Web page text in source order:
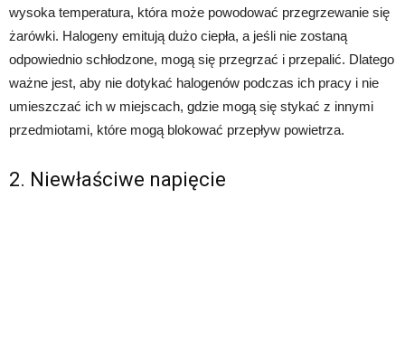
wysoka temperatura, która może powodować przegrzewanie się
żarówki. Halogeny emitują dużo ciepła, a jeśli nie zostaną
odpowiednio schłodzone, mogą się przegrzać i przepalić. Dlatego
ważne jest, aby nie dotykać halogenów podczas ich pracy i nie
umieszczać ich w miejscach, gdzie mogą się stykać z innymi
przedmiotami, które mogą blokować przepływ powietrza.
2. Niewłaściwe napięcie